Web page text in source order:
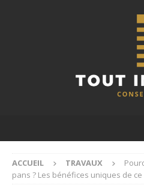
ACCUEIL TRAVAUX
pans ? Les bénéfices uniques de